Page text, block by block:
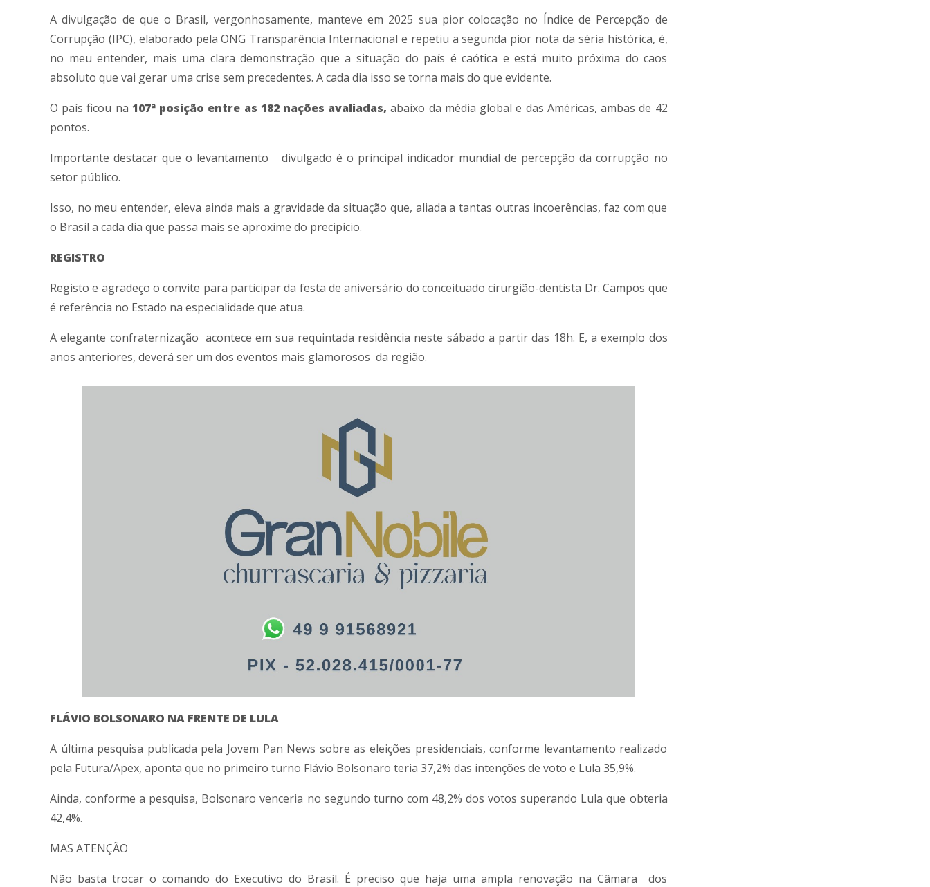
A divulgação de que o Brasil, vergonhosamente, manteve em 2025 sua pior colocação no Índice de Percepção de
Corrupção (IPC), elaborado pela ONG Transparência Internacional e repetiu a segunda pior nota da séria histórica, é,
no meu entender, mais uma clara demonstração que a situação do país é caótica e está muito próxima do caos
absoluto que vai gerar uma crise sem precedentes. A cada dia isso se torna mais do que evidente.
O país ficou na 107ª posição entre as 182 nações avaliadas, abaixo da média global e das Américas, ambas de 42
pontos.
Importante destacar que o levantamento divulgado é o principal indicador mundial de percepção da corrupção no
setor público.
Isso, no meu entender, eleva ainda mais a gravidade da situação que, aliada a tantas outras incoerências, faz com que
o Brasil a cada dia que passa mais se aproxime do precipício.
REGISTRO
Registo e agradeço o convite para participar da festa de aniversário do conceituado cirurgião-dentista Dr. Campos que
é referência no Estado na especialidade que atua.
A elegante confraternização acontece em sua requintada residência neste sábado a partir das 18h. E, a exemplo dos
anos anteriores, deverá ser um dos eventos mais glamorosos da região.
FLÁVIO BOLSONARO NA FRENTE DE LULA
A última pesquisa publicada pela Jovem Pan News sobre as eleições presidenciais, conforme levantamento realizado
pela Futura/Apex, aponta que no primeiro turno Flávio Bolsonaro teria 37,2% das intenções de voto e Lula 35,9%.
Ainda, conforme a pesquisa, Bolsonaro venceria no segundo turno com 48,2% dos votos superando Lula que obteria
42,4%.
MAS ATENÇÃO
Não basta trocar o comando do Executivo do Brasil. É preciso que haja uma ampla renovação na Câmara dos